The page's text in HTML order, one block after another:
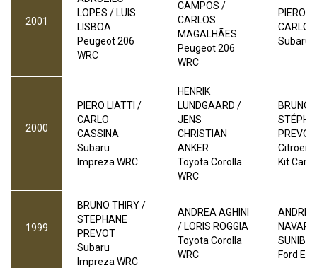
2001
LOPES / LUIS
LISBOA
Peugeot 206
WRC
CAMPOS /
CARLOS
MAGALHÃES
Peugeot 206
WRC
PIERO
CARLO
Subaru
2000
PIERO LIATTI /
CARLO
CASSINA
Subaru
Impreza WRC
HENRIK
LUNDGAARD /
JENS
CHRISTIAN
ANKER
Toyota Corolla
WRC
BRUNO
PREVOT
Citroen
Kit Car
1999
BRUNO THIRY /
STEPHANE
PREVOT
Subaru
Impreza WRC
ANDREA AGHINI
/ LORIS ROGGIA
Toyota Corolla
WRC
ANDREA
SUNIBA
Ford